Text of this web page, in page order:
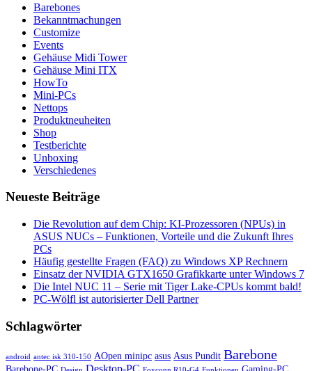
Barebones
Bekanntmachungen
Customize
Events
Gehäuse Midi Tower
Gehäuse Mini ITX
HowTo
Mini-PCs
Nettops
Produktneuheiten
Shop
Testberichte
Unboxing
Verschiedenes
Neueste Beiträge
Die Revolution auf dem Chip: KI-Prozessoren (NPUs) in
ASUS NUCs – Funktionen, Vorteile und die Zukunft Ihres
PCs
Häufig gestellte Fragen (FAQ) zu Windows XP Rechnern
Einsatz der NVIDIA GTX1650 Grafikkarte unter Windows 7
Die Intel NUC 11 – Serie mit Tiger Lake-CPUs kommt bald!
PC-Wölfl ist autorisierter Dell Partner
Schlagwörter
android antec isk 310-150 AOpen minipc asus Asus Pundit Barebone
Desktop-PC